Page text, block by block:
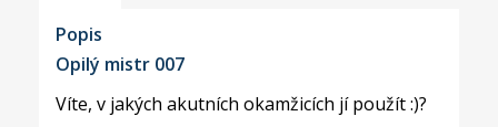
Popis
Opilý mistr 007
Víte, v jakých akutních okamžicích jí použít :)?